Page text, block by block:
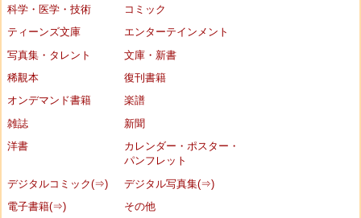
科学・医学・技術
コミック
ティーンズ文庫
エンターテインメント
写真集・タレント
文庫・新書
稀覯本
復刊書籍
オンデマンド書籍
楽譜
雑誌
新聞
洋書
カレンダー・ポスター・
パンフレット
デジタルコミック(⇒)
デジタル写真集(⇒)
電子書籍(⇒)
その他